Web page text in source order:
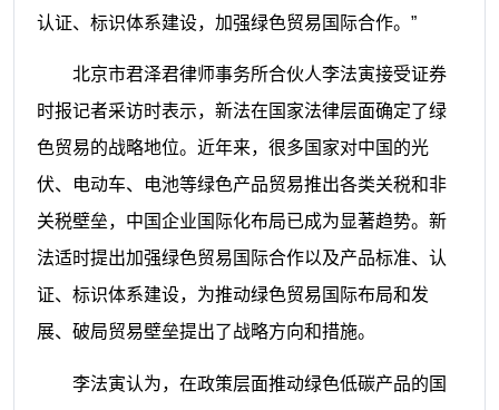
认证、标识体系建设，加强绿色贸易国际合作。”
北京市君泽君律师事务所合伙人李法寅接受证券
时报记者采访时表示，新法在国家法律层面确定了绿
色贸易的战略地位。近年来，很多国家对中国的光
伏、电动车、电池等绿色产品贸易推出各类关税和非
关税壁垒，中国企业国际化布局已成为显著趋势。新
法适时提出加强绿色贸易国际合作以及产品标准、认
证、标识体系建设，为推动绿色贸易国际布局和发
展、破局贸易壁垒提出了战略方向和措施。
李法寅认为，在政策层面推动绿色低碳产品的国